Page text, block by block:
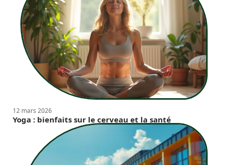
12 mars 2026
Yoga : bienfaits sur le cerveau et la santé